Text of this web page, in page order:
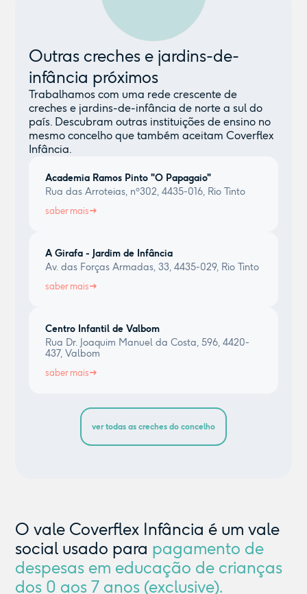
Outras creches e jardins-de-
infância próximos
Trabalhamos com uma rede crescente de
creches e jardins-de-infância de norte a sul do
país. Descubram outras instituições de ensino no
mesmo concelho que também aceitam Coverflex
Infância.
Academia Ramos Pinto "O Papagaio"
Rua das Arroteias, nº302, 4435-016, Rio Tinto
saber mais
A Girafa - Jardim de Infância
Av. das Forças Armadas, 33, 4435-029, Rio Tinto
saber mais
Centro Infantil de Valbom
Rua Dr. Joaquim Manuel da Costa, 596, 4420-
437, Valbom
saber mais
ver todas as creches do concelho
O vale Coverflex Infância é um vale
social usado para pagamento de
despesas em educação de crianças
dos 0 aos 7 anos (exclusive).